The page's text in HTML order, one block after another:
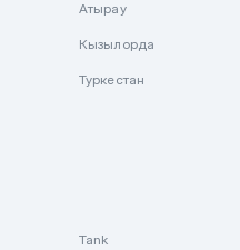
Атырау
Кызылорда
Туркестан
Tank